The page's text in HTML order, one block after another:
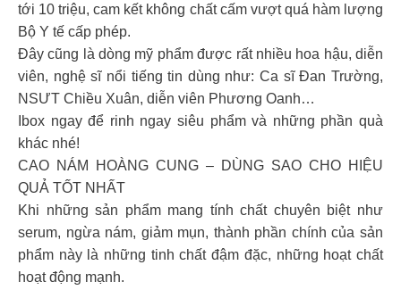
tới 10 triệu, cam kết không chất cấm vượt quá hàm lượng
Bộ Y tế cấp phép.
Đây cũng là dòng mỹ phẩm được rất nhiều hoa hậu, diễn
viên, nghệ sĩ nổi tiếng tin dùng như: Ca sĩ Đan Trường,
NSƯT Chiều Xuân, diễn viên Phương Oanh…
Ibox ngay để rinh ngay siêu phẩm và những phần quà
khác nhé!
CAO NÁM HOÀNG CUNG – DÙNG SAO CHO HIỆU
QUẢ TỐT NHẤT
Khi những sản phẩm mang tính chất chuyên biệt như
serum, ngừa nám, giảm mụn, thành phần chính của sản
phẩm này là những tinh chất đậm đặc, những hoạt chất
hoạt động mạnh.